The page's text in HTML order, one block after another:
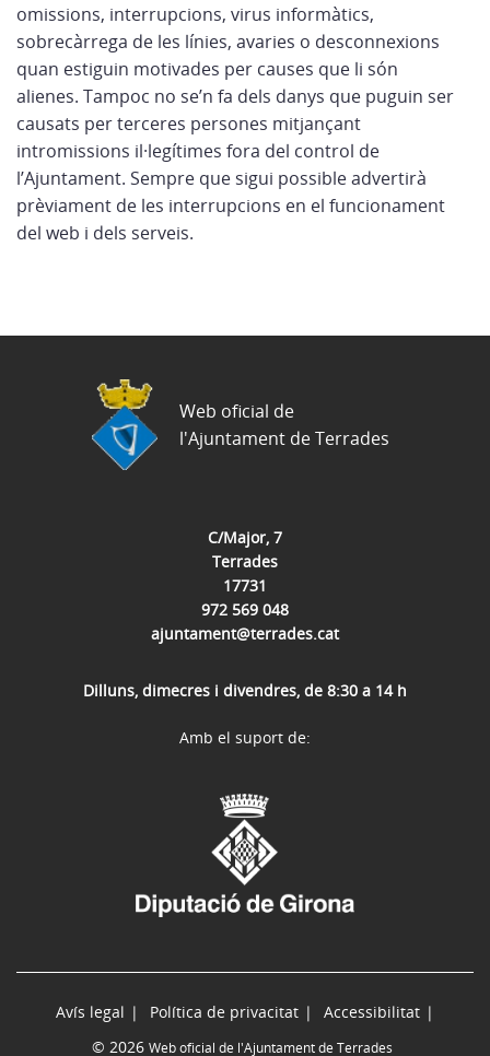
omissions, interrupcions, virus informàtics,
sobrecàrrega de les línies, avaries o desconnexions
quan estiguin motivades per causes que li són
alienes. Tampoc no se’n fa dels danys que puguin ser
causats per terceres persones mitjançant
intromissions il·legítimes fora del control de
l’Ajuntament. Sempre que sigui possible advertirà
prèviament de les interrupcions en el funcionament
del web i dels serveis.
C/Major, 7
Terrades
17731
972 569 048
ajuntament@terrades.cat
Dilluns, dimecres i divendres, de 8:30 a 14 h
Web oficial de
l'Ajuntament de Terrades
Avís legal Política de privacitat
Accessibilitat
© 2026 Web oficial de l'Ajuntament de Terrades
Amb el suport de: